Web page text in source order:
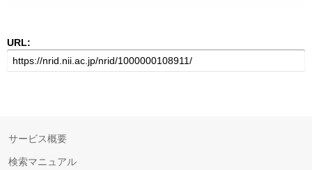
URL:
サービス概要
検索マニュアル